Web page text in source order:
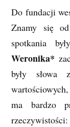
Do fundacji
Znamy się
spotkania
Weronika*
były
ma bardzo